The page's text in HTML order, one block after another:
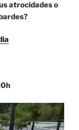
atrocidades o